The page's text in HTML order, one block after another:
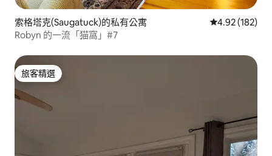
索格塔克(Saugatuck)的私有公寓 從 182 則評價
4.92 (182)
Robyn 的一流「猫窩」#7
旅客精選
旅客精選